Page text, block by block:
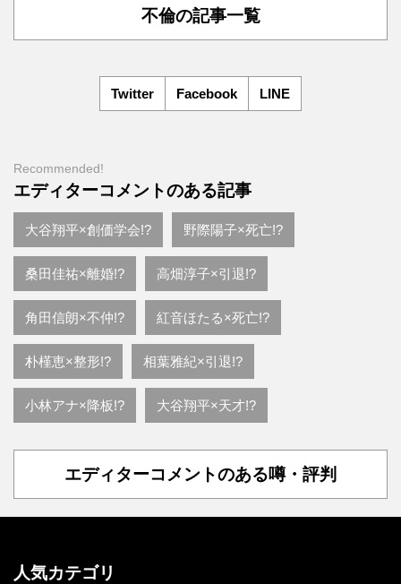
不倫の記事一覧
Twitter Facebook LINE
Recommended!
エディターコメントのある記事
大谷翔平×創価学会!? 野際陽子×死亡!?
桑田佳祐×離婚!? 高畑淳子×引退!?
角田信朗×不仲!? 紅音ほたる×死亡!?
朴槿恵×整形!? 相葉雅紀×引退!?
小林アナ×降板!? 大谷翔平×天才!?
エディターコメントのある噂・評判
人気カテゴリ